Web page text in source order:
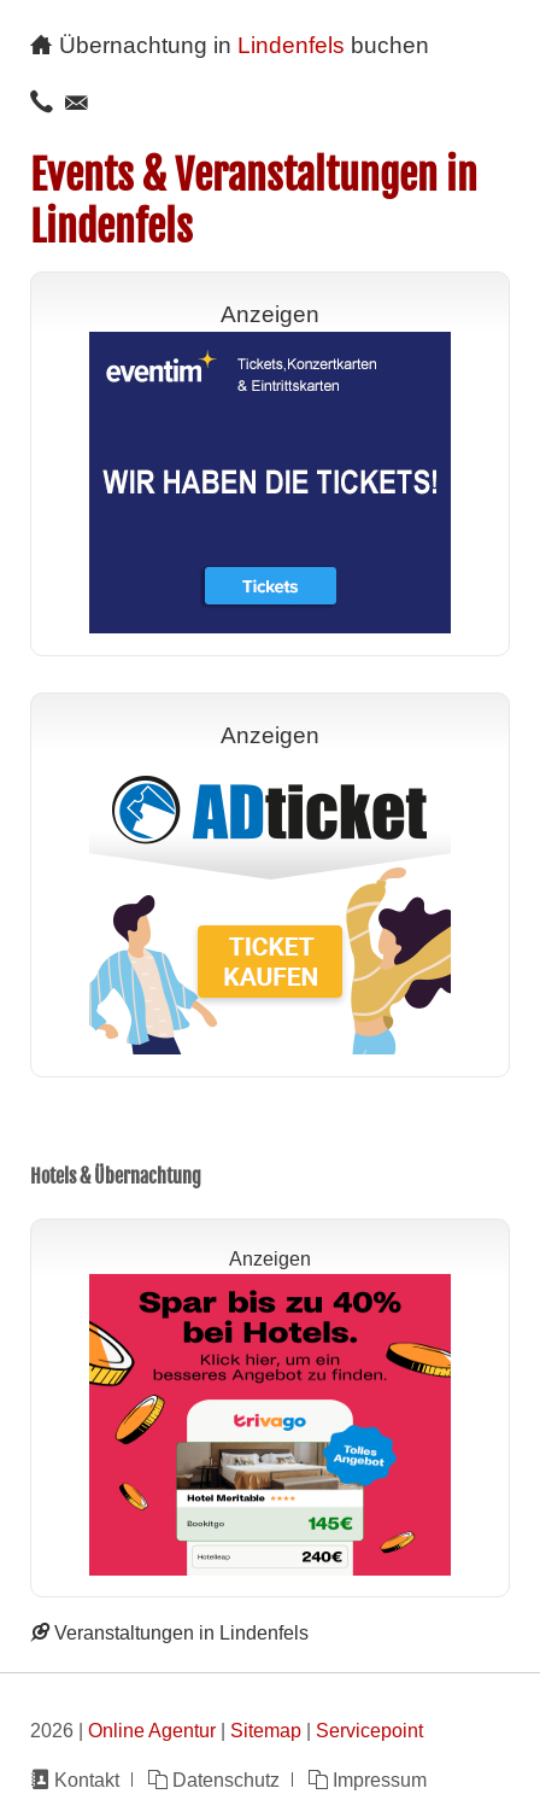
Übernachtung in Lindenfels buchen
Events & Veranstaltungen in
Lindenfels
Anzeigen
Anzeigen
Hotels & Übernachtung
Anzeigen
Veranstaltungen in Lindenfels
2026 | Online Agentur| Sitemap| Servicepoint
Navigation
Kontakt Datenschutz Impressum